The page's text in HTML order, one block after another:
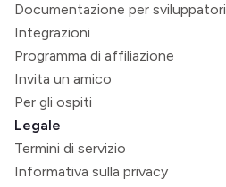
Documentazione per sviluppatori
Integrazioni
Programma di affiliazione
Invita un amico
Per gli ospiti
Legale
Termini di servizio
Informativa sulla privacy